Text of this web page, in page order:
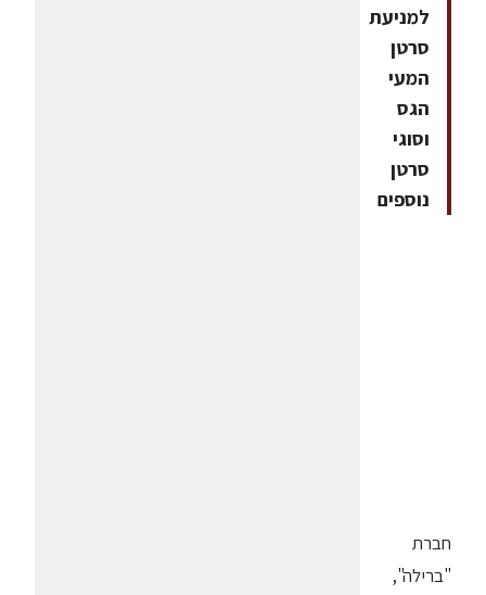
למניעת
סרטן
המעי
הגס
וסוגי
סרטן
נוספים
חברת
"ברילה",